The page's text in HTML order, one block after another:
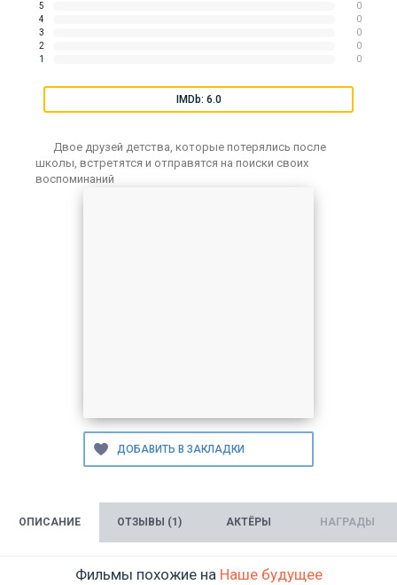
5
0
4
0
3
0
2
0
1
0
IMDb: 6.0
Двое друзей детства, которые потерялись после
школы, встретятся и отправятся на поиски своих
воспоминаний
ОПИСАНИЕ ОТЗЫВЫ (1) АКТЁРЫ НАГРАДЫ
Фильмы похожие на Наше будущее